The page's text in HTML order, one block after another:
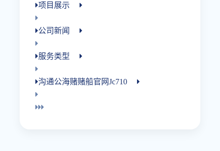
项目展示
公司新闻
服务类型
沟通公海赌赌船官网jc710